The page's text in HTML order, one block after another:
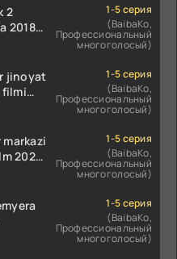
2
2018-
1-5 серия
(BaibaKo,
Профессиональный
многоголосый)
jinoyat
filmi
1-5 серия
(BaibaKo,
Профессиональный
многоголосый)
markazi
2025
1-5 серия
(BaibaKo,
Профессиональный
многоголосый)
HD
1-5 серия
(BaibaKo,
Профессиональный
многоголосый)